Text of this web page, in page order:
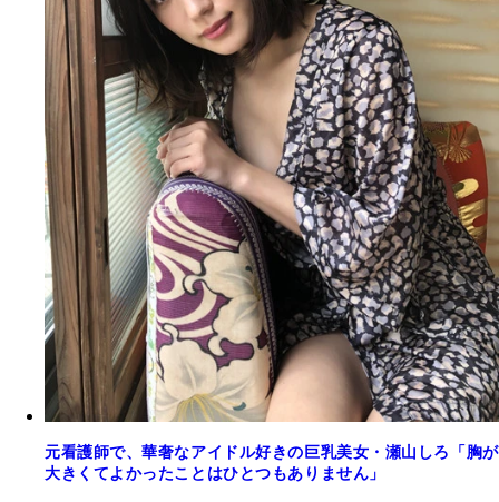
元看護師で、華奢なアイドル好きの巨乳美女・瀬山しろ「胸が
大きくてよかったことはひとつもありません」